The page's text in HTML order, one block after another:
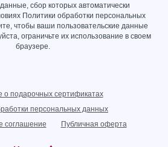
сбор которых автоматически
Политики обработки персональных
чтобы ваши пользовательские данные
ограничьте их использование в своем
браузере.
о подарочных сертификатах
персональных данных
соглашение
Публичная оферта